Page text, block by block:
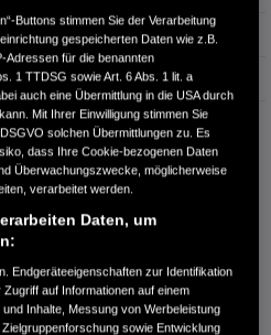
03.2017
Limousine
Buttons stimmen Sie der Verarbeitung
gespeicherten Daten wie z.B.
Adressen für die benannten
1 TTDSG sowie Art. 6 Abs. 1 lit. a
auch eine Übermittlung in die USA durch
Mit Ihrer Einwilligung stimmen Sie
solchen Übermittlungen zu. Es
dass Ihre Cookie-bezogenen Daten
Überwachungszwecke, möglicherweise
verarbeitet werden.
Daten, um
Endgeräteeigenschaften zur Identifikation
auf Informationen auf einem
Inhalte, Messung von Werbeleistung
sowie Entwicklung